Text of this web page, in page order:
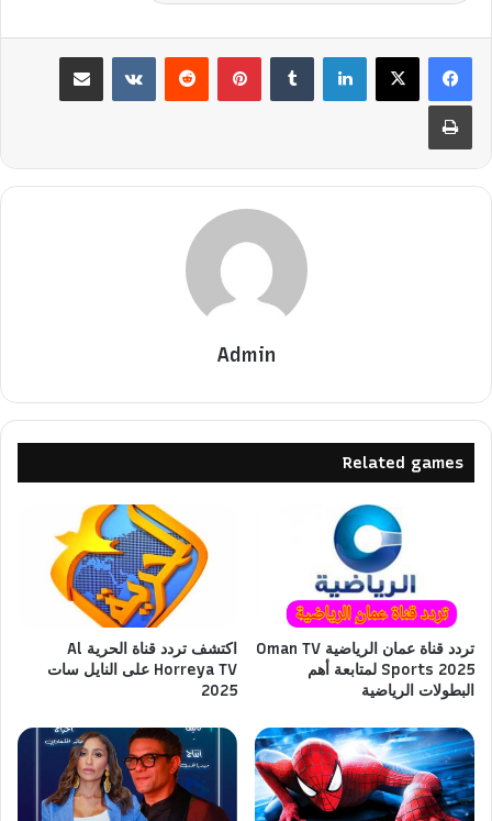
لينكدإن بينتيريست مشاركة عبر البريد
طباعة
Admin
Related games
تردد قناة عمان الرياضية Oman TV
Sports 2025 لمتابعة أهم
البطولات الرياضية
اكتشف تردد قناة الحرية Al
Horreya TV على النايل سات
2025